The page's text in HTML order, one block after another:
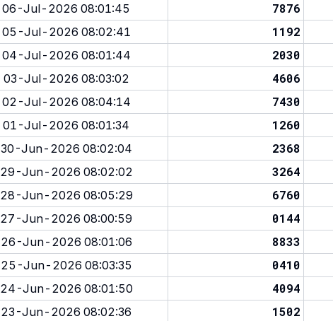
06-Jul-2026 08:01:45 7876
05-Jul-2026 08:02:41 1192
04-Jul-2026 08:01:44 2030
03-Jul-2026 08:03:02 4606
02-Jul-2026 08:04:14 7430
01-Jul-2026 08:01:34 1260
30-Jun-2026 08:02:04 2368
29-Jun-2026 08:02:02 3264
28-Jun-2026 08:05:29 6760
27-Jun-2026 08:00:59 0144
26-Jun-2026 08:01:06 8833
25-Jun-2026 08:03:35 0410
24-Jun-2026 08:01:50 4094
23-Jun-2026 08:02:36 1502